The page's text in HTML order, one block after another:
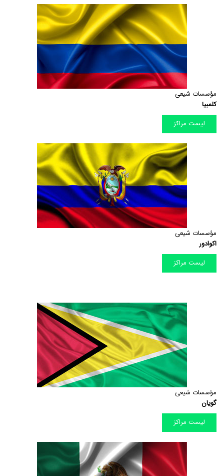
مؤسسات شیعی
کلمبیا
لیست مراکز
مؤسسات شیعی
اکوادور
لیست مراکز
مؤسسات شیعی
گویان
لیست مراکز